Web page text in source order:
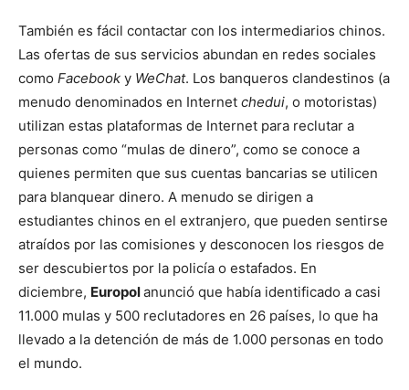
También es fácil contactar con los intermediarios chinos.
Las ofertas de sus servicios abundan en redes sociales
como Facebook y WeChat. Los banqueros clandestinos (a
menudo denominados en Internet chedui, o motoristas)
utilizan estas plataformas de Internet para reclutar a
personas como “mulas de dinero”, como se conoce a
quienes permiten que sus cuentas bancarias se utilicen
para blanquear dinero. A menudo se dirigen a
estudiantes chinos en el extranjero, que pueden sentirse
atraídos por las comisiones y desconocen los riesgos de
ser descubiertos por la policía o estafados. En
diciembre, Europolanunció que había identificado a casi
11.000 mulas y 500 reclutadores en 26 países, lo que ha
llevado a la detención de más de 1.000 personas en todo
el mundo.